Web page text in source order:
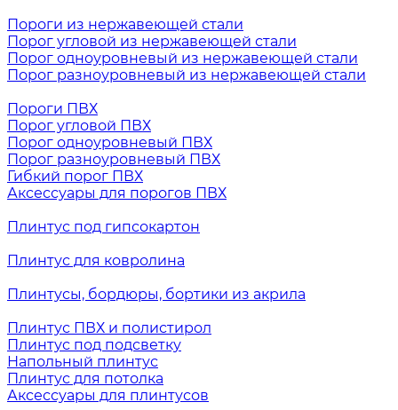
Пороги из нержавеющей стали
Порог угловой из нержавеющей стали
Порог одноуровневый из нержавеющей стали
Порог разноуровневый из нержавеющей стали
Пороги ПВХ
Порог угловой ПВХ
Порог одноуровневый ПВХ
Порог разноуровневый ПВХ
Гибкий порог ПВХ
Аксессуары для порогов ПВХ
Плинтус под гипсокартон
Плинтус для ковролина
Плинтусы, бордюры, бортики из акрила
Плинтус ПВХ и полистирол
Плинтус под подсветку
Напольный плинтус
Плинтус для потолка
Аксессуары для плинтусов